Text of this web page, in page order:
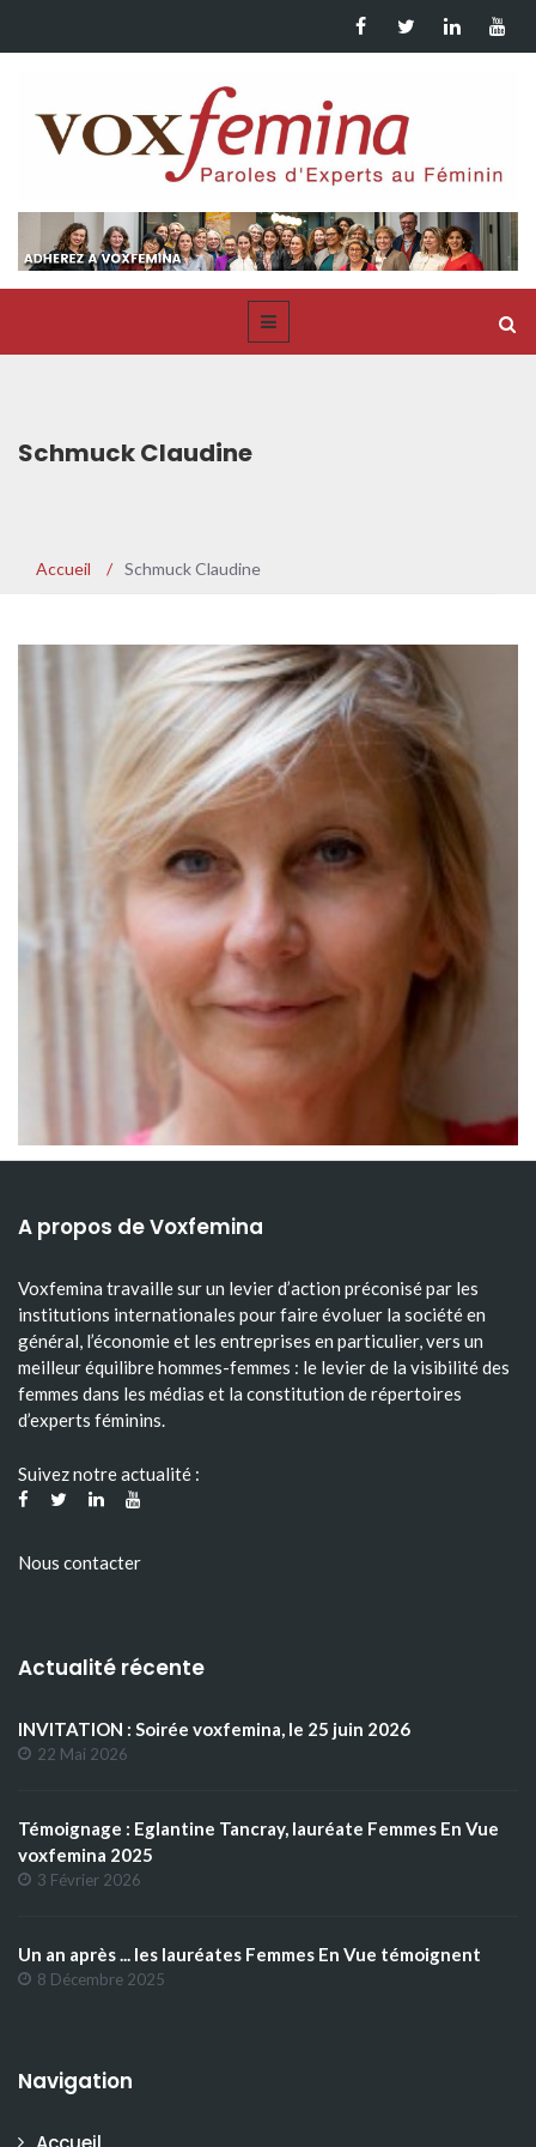
Schmuck Claudine
Accueil / Schmuck Claudine
A propos de Voxfemina
Voxfemina travaille sur un levier d’action préconisé par les
institutions internationales pour faire évoluer la société en
général, l’économie et les entreprises en particulier, vers un
meilleur équilibre hommes-femmes : le levier de la visibilité des
femmes dans les médias et la constitution de répertoires
d’experts féminins.
Suivez notre actualité :
Nous contacter
Actualité récente
INVITATION : Soirée voxfemina, le 25 juin 2026
22 Mai 2026
Témoignage : Eglantine Tancray, lauréate Femmes En Vue
voxfemina 2025
3 Février 2026
Un an après ... les lauréates Femmes En Vue témoignent
8 Décembre 2025
Navigation